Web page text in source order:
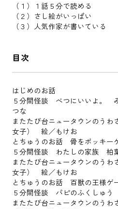
（１）１話５分で読める
（２）さし絵がいっぱい
（３）人気作家が書いている
目次
はじめのお話
５分間怪談 べつにいいよ。
つな
またたび台ニュータウンのう
女子） 絵／もけお
とちゅうのお話 骨をポッキー
５分間怪談 わたしの家族 柏
またたび台ニュータウンのう
女子） 絵／もけお
とちゅうのお話 百獣の王様ゲ
５分間怪談 パピのふくしゅ
またたび台ニュータウンのう